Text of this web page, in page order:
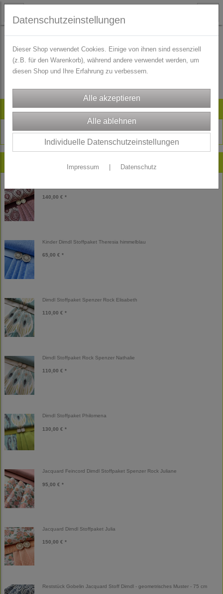
Artikelsuche
Neu im Shop
140,00 € *
Kinder Dirndl Stoffpaket Theresia himmelblau
65,00 € *
Dirndl Stoffpaket Spenzer Rock Elisabeth
110,00 € *
Dirndl Stoffpaket Rock Spenzer Nathalie
110,00 € *
Dirndl Stoffpaket Philomena
130,00 € *
Jacquard Feincord Dirndl Stoffpaket Spenzer Rock Juliane
95,00 € *
Jacquard Dirndl Stoffpaket Julia
150,00 € *
Reststück Gobelin Jacquard Stoff Dirndl - geometrisches Muster - 75 cm
Es wurden leider keine Produkte gefunden.
Datenschutzeinstellungen
Dieser Shop verwendet Cookies. Einige von ihnen sind essenziell
(z.B. für den Warenkorb), während andere verwendet werden, um
diesen Shop und Ihre Erfahrung zu verbessern.
Individuelle Datenschutzeinstellungen
Impressum Datenschutz